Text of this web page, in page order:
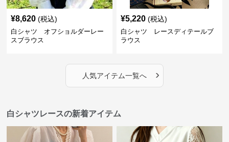
¥8,620 (税込)
白シャツ オフショルダーレー
スブラウス
¥5,220 (税込)
白シャツ レースディテールブ
ラウス
人気アイテム一覧へ ›
白シャツレースの新着アイテム